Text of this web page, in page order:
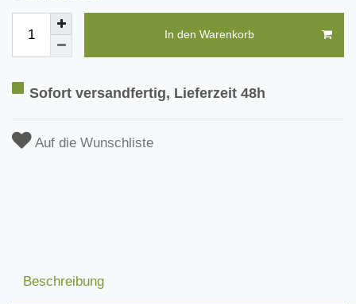
In den Warenkorb
Sofort versandfertig, Lieferzeit 48h
Auf die Wunschliste
Beschreibung